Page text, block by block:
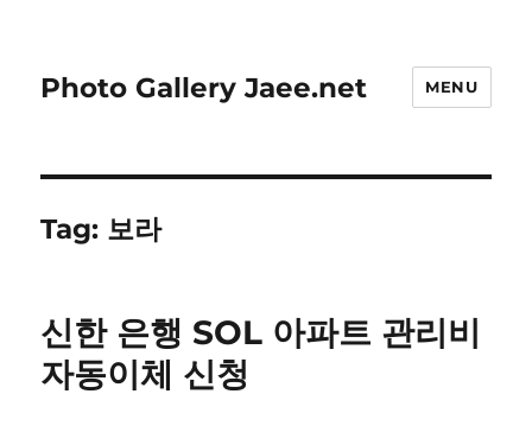
Photo Gallery Jaee.net MENU
Tag: 보라
신한 은행 SOL 아파트 관리비
자동이체 신청